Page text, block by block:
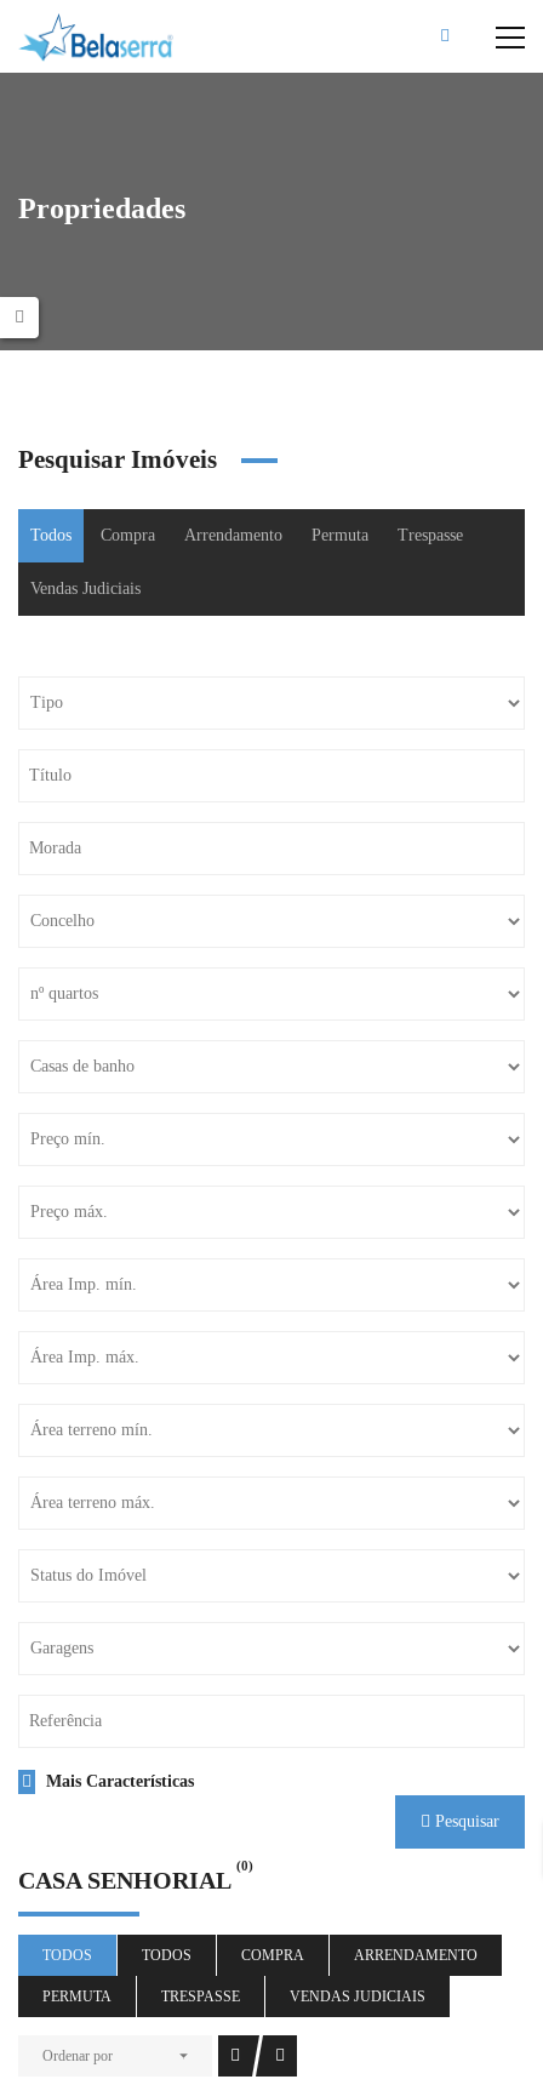
Propriedades
Pesquisar Imóveis
Todos Compra Arrendamento Permuta Trespasse
Vendas Judiciais
Mais Características
Pesquisar
CASA SENHORIAL
(0)
TODOS TODOS COMPRA ARRENDAMENTO
PERMUTA TRESPASSE VENDAS JUDICIAIS
Ordenar por